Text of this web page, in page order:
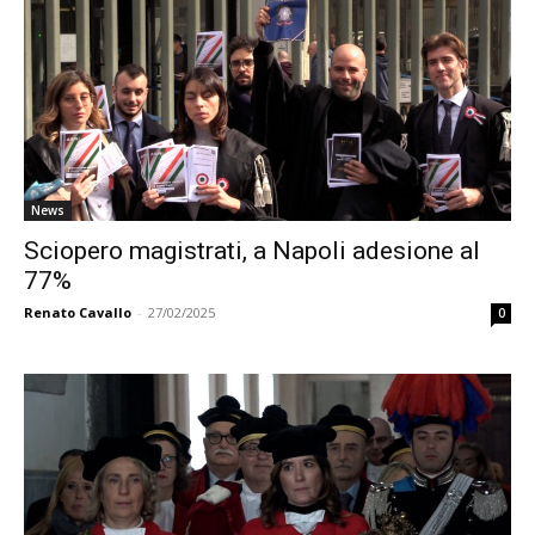
News
Sciopero magistrati, a Napoli adesione al
77%
Renato Cavallo - 27/02/2025 0